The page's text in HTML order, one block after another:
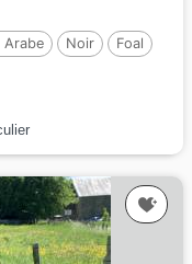
Arabe Noir Foal